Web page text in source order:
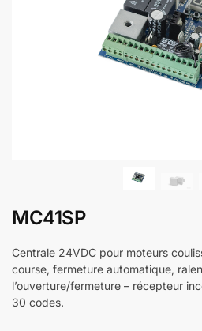
MC41SP
Centrale 24VDC pour moteurs
course, fermeture automatique,
l’ouverture/fermeture – récepteur
30 codes.